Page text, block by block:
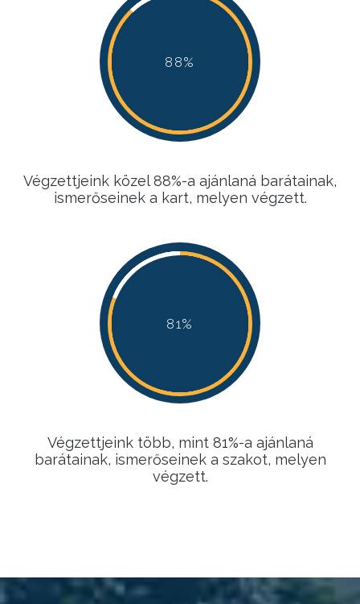
88%
88%
88%
88%
Végzettjeink közel 88%-a ajánlaná barátainak,
ismerőseinek a kart, melyen végzett.
81%
81%
81%
81%
Végzettjeink több, mint 81%-a ajánlaná
barátainak, ismerőseinek a szakot, melyen
végzett.